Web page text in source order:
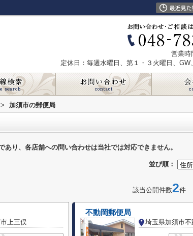
営業時
定休日：毎週水曜日、第１・３火曜日、GW
> 加須市の郵便局
り、各店舗への問い合わせは当社では対応できません。
並び順：
該当公開件数2件
上三俣
不動岡郵便局
埼玉県加須市不